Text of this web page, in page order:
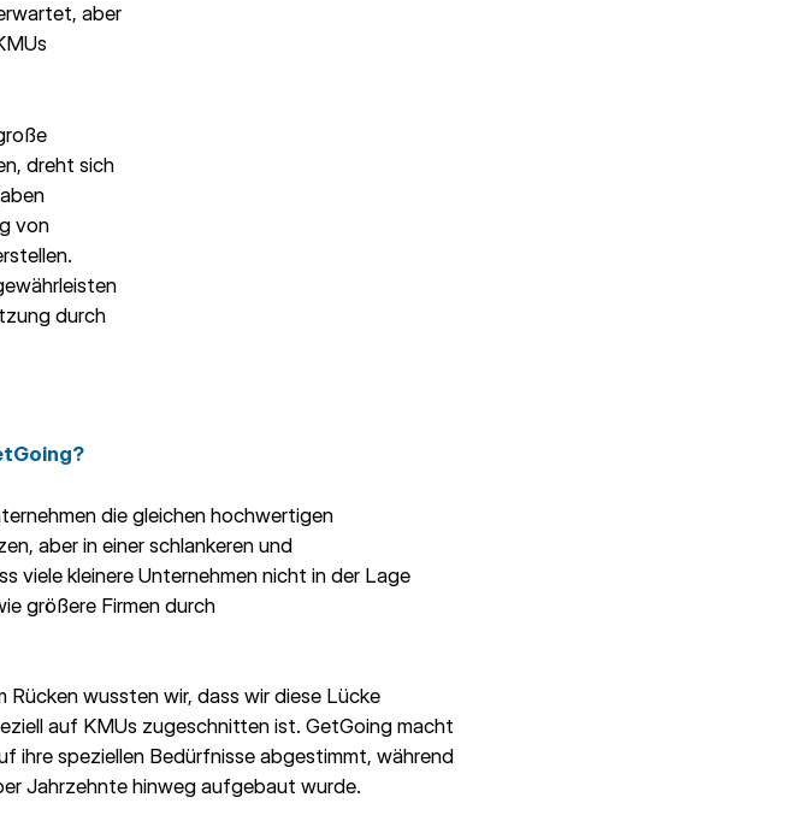
aber
dreht sich
von
durch
die gleichen hochwertigen
aber in einer schlankeren und
viele kleinere Unternehmen nicht in der Lage
größere Firmen durch
wussten wir, dass wir diese Lücke
auf KMUs zugeschnitten ist. GetGoing macht
ihre speziellen Bedürfnisse abgestimmt, während
Jahrzehnte hinweg aufgebaut wurde.